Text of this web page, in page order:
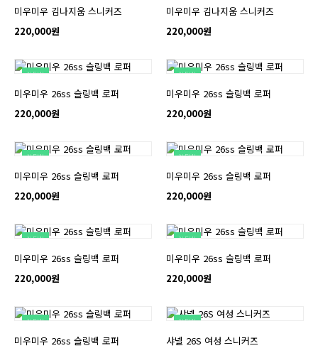
미우미우 김나지움 스니커즈
220,000원
미우미우 김나지움 스니커즈
220,000원
NEW
미우미우 26ss 슬링백 로퍼
220,000원
NEW
미우미우 26ss 슬링백 로퍼
220,000원
NEW
미우미우 26ss 슬링백 로퍼
220,000원
NEW
미우미우 26ss 슬링백 로퍼
220,000원
NEW
미우미우 26ss 슬링백 로퍼
220,000원
NEW
미우미우 26ss 슬링백 로퍼
220,000원
NEW
미우미우 26ss 슬링백 로퍼
NEW
샤넬 26S 여성 스니커즈